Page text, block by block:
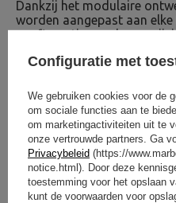
Dankzij het modulaire
worden aangepast aan
configuratie worden
constructie op basis van
mm met een wanddikte
onderscheidt zich door
waardoor de apparatuur
wordt van elke
OM TE
Configuratie met
We gebruiken cookies voor de
om sociale functies aan te
om marketingactiviteiten uit te
onze vertrouwde partners. Ga
Privacybeleid (https://
notice.html). Door deze
toestemming voor het opslaan
kunt de voorwaarden voor